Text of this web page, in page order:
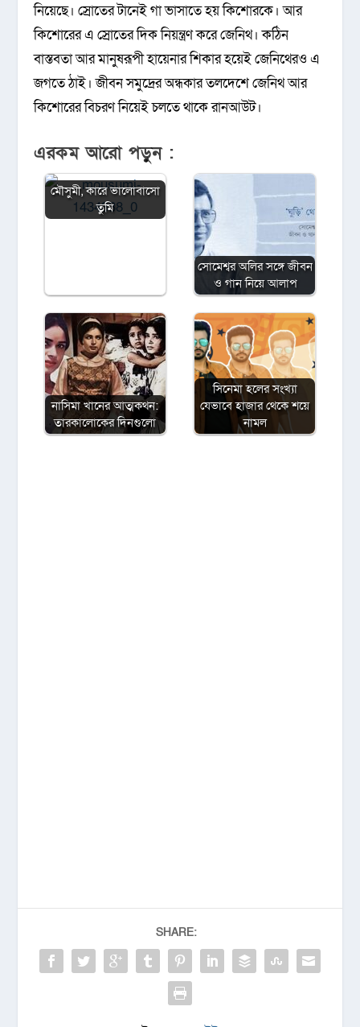
নিয়েছে। স্রোতের টানেই গা ভাসাতে হয় কিশোরকে। আর
কিশোরের এ স্রোতের দিক নিয়ন্ত্রণ করে জেনিথ। কঠিন
বাস্তবতা আর মানুষরূপী হায়েনার শিকার হয়েই জেনিথেরও এ
জগতে ঠাই। জীবন সমুদ্রের অন্ধকার তলদেশে জেনিথ আর
কিশোরের বিচরণ নিয়েই চলতে থাকে রানআউট।
এরকম আরো পড়ুন :
মৌসুমী, কারে ভালোবাসো
তুমি
সোমেশ্বর অলির সঙ্গে জীবন
ও গান নিয়ে আলাপ
নাসিমা খানের আত্মকথন:
তারকালোকের দিনগুলো
সিনেমা হলের সংখ্যা
যেভাবে হাজার থেকে শয়ে
নামল
SHARE: